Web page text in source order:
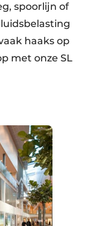
spoorlijn of
haaks op
met onze SL